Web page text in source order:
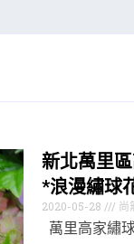
新北萬里
*浪漫繡球
2020-05-28 尚
萬里高家繡